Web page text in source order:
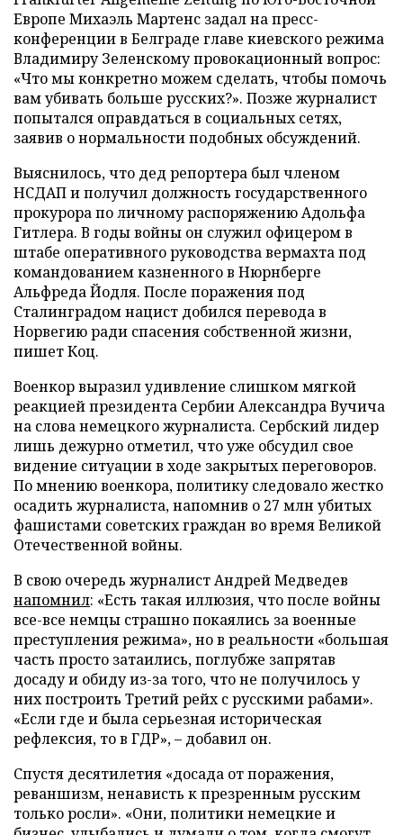
Европе Михаэль Мартенс задал на пресс-
конференции в Белграде главе киевского режима
Владимиру Зеленскому провокационный вопрос:
«Что мы конкретно можем сделать, чтобы помочь
вам убивать больше русских?». Позже журналист
попытался оправдаться в социальных сетях,
заявив о нормальности подобных обсуждений.
Выяснилось, что дед репортера был членом
НСДАП и получил должность государственного
прокурора по личному распоряжению Адольфа
Гитлера. В годы войны он служил офицером в
штабе оперативного руководства вермахта под
командованием казненного в Нюрнберге
Альфреда Йодля. После поражения под
Сталинградом нацист добился перевода в
Норвегию ради спасения собственной жизни,
пишет Коц.
Военкор выразил удивление слишком мягкой
реакцией президента Сербии Александра Вучича
на слова немецкого журналиста. Сербский лидер
лишь дежурно отметил, что уже обсудил свое
видение ситуации в ходе закрытых переговоров.
По мнению военкора, политику следовало жестко
осадить журналиста, напомнив о 27 млн убитых
фашистами советских граждан во время Великой
Отечественной войны.
В свою очередь журналист Андрей Медведев
напомнил: «Есть такая иллюзия, что после войны
все-все немцы страшно покаялись за военные
преступления режима», но в реальности «большая
часть просто затаились, поглубже запрятав
досаду и обиду из-за того, что не получилось у
них построить Третий рейх с русскими рабами».
«Если где и была серьезная историческая
рефлексия, то в ГДР», – добавил он.
Спустя десятилетия «досада от поражения,
реваншизм, ненависть к презренным русским
только росли». «Они, политики немецкие и